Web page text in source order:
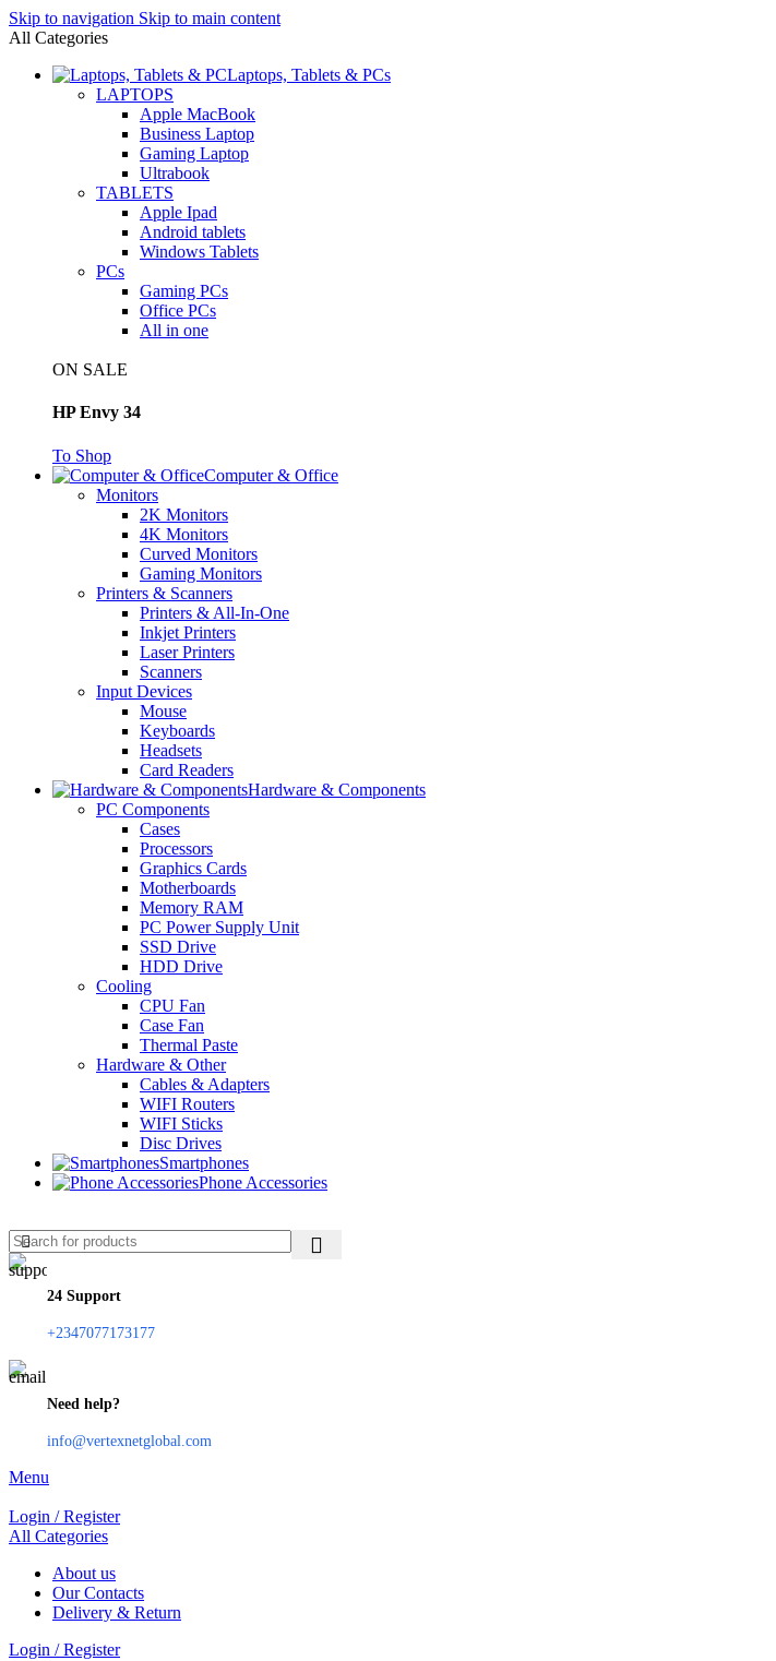
Skip to navigation Skip to main content
All Categories
Laptops, Tablets & PCs
LAPTOPS
Apple MacBook
Business Laptop
Gaming Laptop
Ultrabook
TABLETS
Apple Ipad
Android tablets
Windows Tablets
PCs
Gaming PCs
Office PCs
All in one
ON SALE
HP Envy 34
To Shop
Computer & Office
Monitors
2K Monitors
4K Monitors
Curved Monitors
Gaming Monitors
Printers & Scanners
Printers & All-In-One
Inkjet Printers
Laser Printers
Scanners
Input Devices
Mouse
Keyboards
Headsets
Card Readers
Hardware & Components
PC Components
Cases
Processors
Graphics Cards
Motherboards
Memory RAM
PC Power Supply Unit
SSD Drive
HDD Drive
Cooling
CPU Fan
Case Fan
Thermal Paste
Hardware & Other
Cables & Adapters
WIFI Routers
WIFI Sticks
Disc Drives
Smartphones
Phone Accessories
24 Support
+2347077173177
Need help?
info@vertexnetglobal.com
Menu
Login / Register
All Categories
About us
Our Contacts
Delivery & Return
Login / Register